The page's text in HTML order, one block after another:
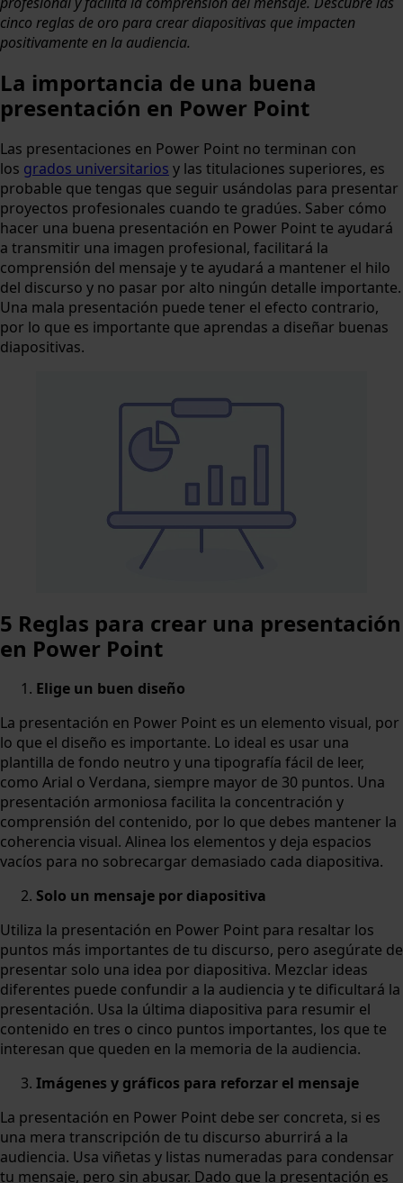
cinco reglas de oro para crear diapositivas que impacten
positivamente en la audiencia.
La importancia de una buena
presentación en Power Point
Las presentaciones en Power Point no terminan con
los grados universitarios y las titulaciones superiores, es
probable que tengas que seguir usándolas para presentar
proyectos profesionales cuando te gradúes. Saber cómo
hacer una buena presentación en Power Point te ayudará
a transmitir una imagen profesional, facilitará la
comprensión del mensaje y te ayudará a mantener el hilo
del discurso y no pasar por alto ningún detalle importante.
Una mala presentación puede tener el efecto contrario,
por lo que es importante que aprendas a diseñar buenas
diapositivas.
5 Reglas para crear una presentación
en Power Point
Elige un buen diseño
La presentación en Power Point es un elemento visual, por
lo que el diseño es importante. Lo ideal es usar una
plantilla de fondo neutro y una tipografía fácil de leer,
como Arial o Verdana, siempre mayor de 30 puntos. Una
presentación armoniosa facilita la concentración y
comprensión del contenido, por lo que debes mantener la
coherencia visual. Alinea los elementos y deja espacios
vacíos para no sobrecargar demasiado cada diapositiva.
Solo un mensaje por diapositiva
Utiliza la presentación en Power Point para resaltar los
puntos más importantes de tu discurso, pero asegúrate de
presentar solo una idea por diapositiva. Mezclar ideas
diferentes puede confundir a la audiencia y te dificultará la
presentación. Usa la última diapositiva para resumir el
contenido en tres o cinco puntos importantes, los que te
interesan que queden en la memoria de la audiencia.
Imágenes y gráficos para reforzar el mensaje
La presentación en Power Point debe ser concreta, si es
una mera transcripción de tu discurso aburrirá a la
audiencia. Usa viñetas y listas numeradas para condensar
tu mensaje, pero sin abusar. Dado que la presentación es